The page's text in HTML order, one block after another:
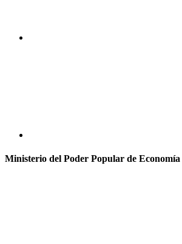
Ministerio del Poder Popular de Economía